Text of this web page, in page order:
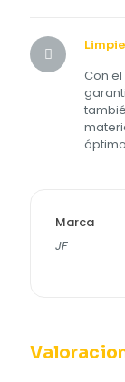
Con
Marca
JF